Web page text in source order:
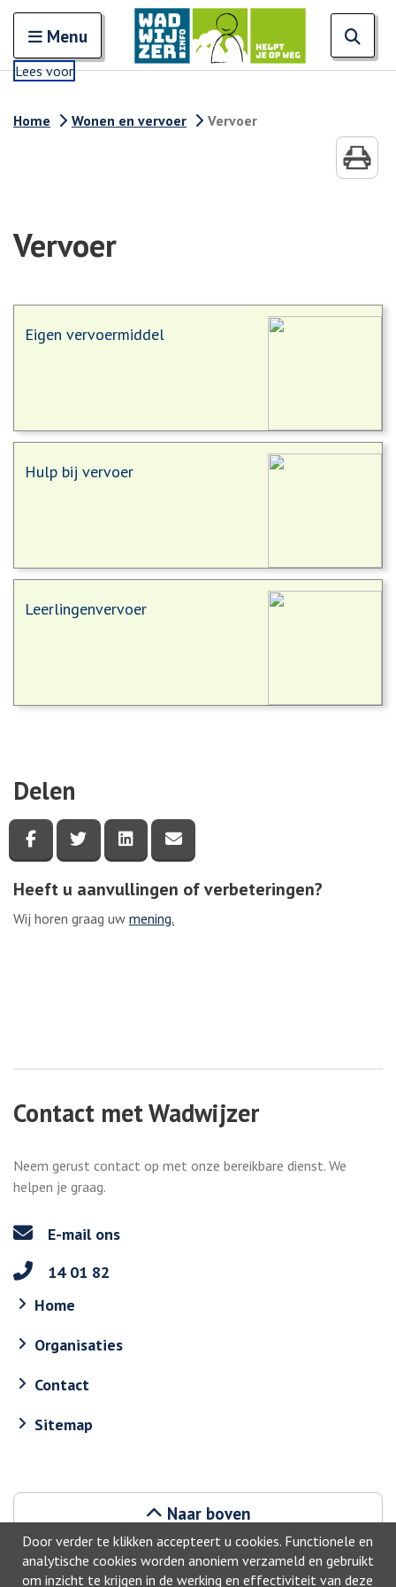
Door verder te klikken accepteert u cookies. Functionele en
analytische cookies worden anoniem verzameld en gebruikt
om inzicht te krijgen in de werking en effectiviteit van deze
Open en sluit het
Menu
Lees voor
Home Wonen en vervoer Vervoer
Vervoer
Eigen vervoermiddel
Hulp bij vervoer
Leerlingenvervoer
Delen
Deel deze pagina via Facebook
Deel deze pagina via Twitter
Deel deze pagina via LinkedIn
Heeft u aanvullingen of verbeteringen?
Wij horen graag uw mening.
Contact met Wadwijzer
Neem gerust contact op met onze bereikbare dienst. We
helpen je graag.
E-mail ons
14 01 82
Home
Organisaties
Contact
Sitemap
Naar boven